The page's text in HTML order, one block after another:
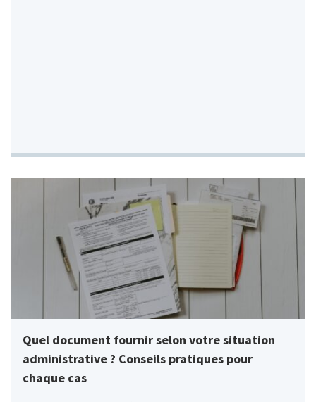
Quel document fournir selon votre situation
administrative ? Conseils pratiques pour
chaque cas